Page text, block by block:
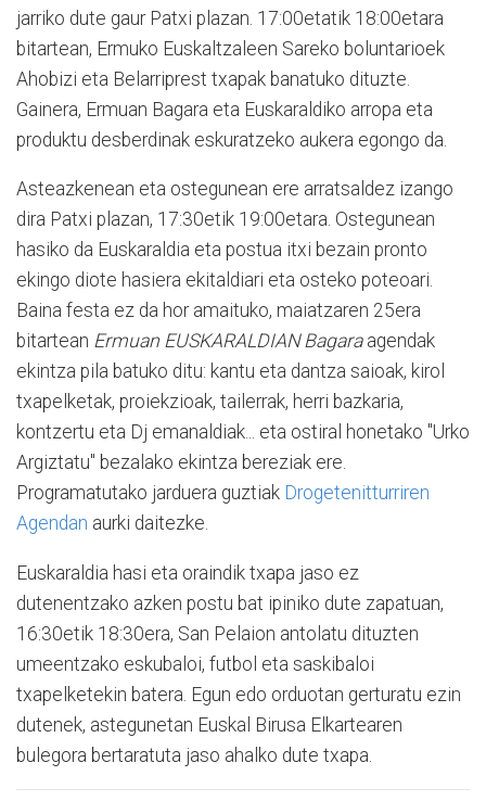
jarriko dute gaur Patxi plazan. 17:00etatik 18:00etara
bitartean, Ermuko Euskaltzaleen Sareko boluntarioek
Ahobizi eta Belarriprest txapak banatuko dituzte.
Gainera, Ermuan Bagara eta Euskaraldiko arropa eta
produktu desberdinak eskuratzeko aukera egongo da.
Asteazkenean eta ostegunean ere arratsaldez izango
dira Patxi plazan, 17:30etik 19:00etara. Ostegunean
hasiko da Euskaraldia eta postua itxi bezain pronto
ekingo diote hasiera ekitaldiari eta osteko poteoari.
Baina festa ez da hor amaituko, maiatzaren 25era
bitartean Ermuan EUSKARALDIAN Bagaraagendak
ekintza pila batuko ditu: kantu eta dantza saioak, kirol
txapelketak, proiekzioak, tailerrak, herri bazkaria,
kontzertu eta Dj emanaldiak... eta ostiral honetako "Urko
Argiztatu" bezalako ekintza bereziak ere.
Programatutako jarduera guztiak Drogetenitturriren
Agendan aurki daitezke.
Euskaraldia hasi eta oraindik txapa jaso ez
dutenentzako azken postu bat ipiniko dute zapatuan,
16:30etik 18:30era, San Pelaion antolatu dituzten
umeentzako eskubaloi, futbol eta saskibaloi
txapelketekin batera. Egun edo orduotan gerturatu ezin
dutenek, astegunetan Euskal Birusa Elkartearen
bulegora bertaratuta jaso ahalko dute txapa.